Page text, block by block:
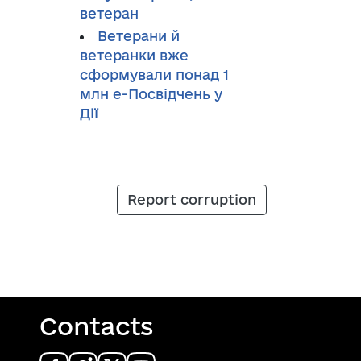
ветеран
Ветерани й
ветеранки вже
сформували понад 1
млн е-Посвідчень у
Дії
Report corruption
Contacts